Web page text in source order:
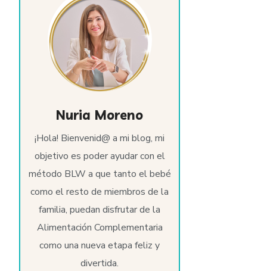
Nuria Moreno
¡Hola! Bienvenid@ a mi blog, mi
objetivo es poder ayudar con el
método BLW a que tanto el bebé
como el resto de miembros de la
familia, puedan disfrutar de la
Alimentación Complementaria
como una nueva etapa feliz y
divertida.